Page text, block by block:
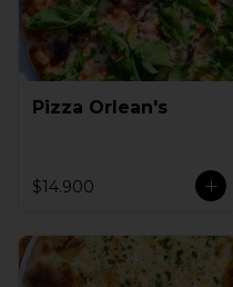
Pizza Orlean's
$14.900